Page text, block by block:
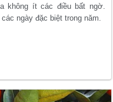
không ít các điều bất ngờ.
ngày đặc biệt trong năm.